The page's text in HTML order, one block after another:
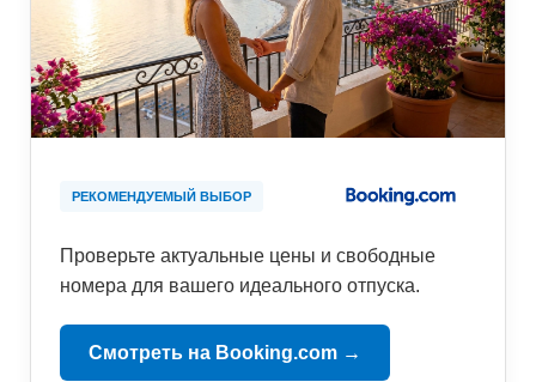
РЕКОМЕНДУЕМЫЙ ВЫБОР
Проверьте актуальные цены и свободные
номера для вашего идеального отпуска.
Смотреть на Booking.com →